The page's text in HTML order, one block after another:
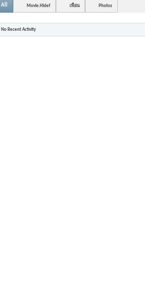
All Movie.Hidef เพื่อน Photos
No Recent Activity